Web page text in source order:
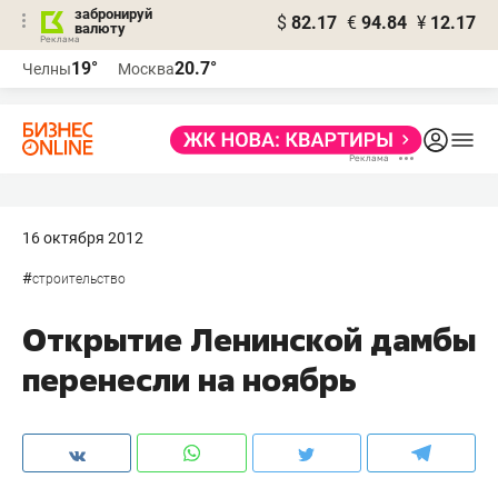
забронируй
валюту
$ 82.17 € 94.84 ¥ 12.17
Челны19° Москва20.7°
16 октября 2012
#строительство
Открытие Ленинской дамбы
перенесли на ноябрь